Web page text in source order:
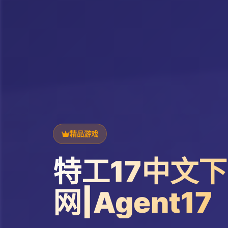
精品游戏
特工17中文
网|Agent17